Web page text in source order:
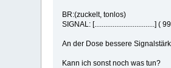
BR:(zuckelt, tonlos)
SIGNAL: [.................................]
An der Dose bessere
Kann ich sonst noch was tun?